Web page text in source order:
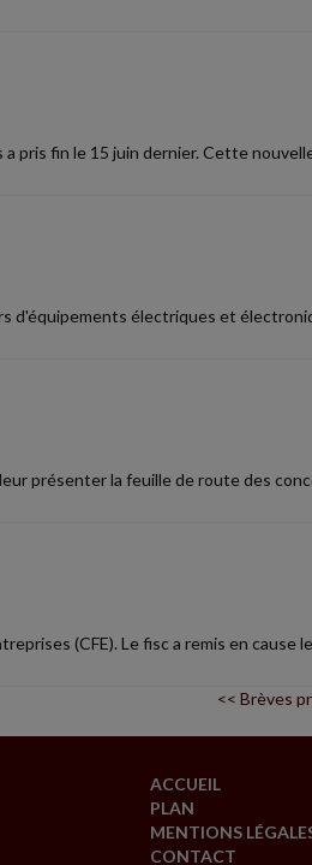
pris fin le 15 juin dernier. Cette
d'équipements électriques et
présenter la feuille de route des
(CFE). Le fisc a remis en cause
<< Brèves
ACCUEIL
PLAN
MENTIONS
CONTACT